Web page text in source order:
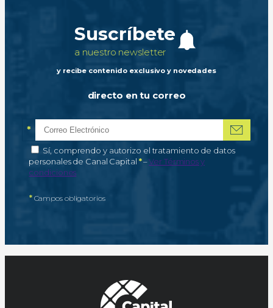
Suscríbete
a nuestro newsletter
y recibe contenido exclusivo y novedades
directo en tu correo
Correo electrónico
*Campo obligatorio
Autorización de tratamiento de datos personales
Sí, comprendo y autorizo el tratamiento de datos
personales de Canal Capital *–Campo obligatorio
Ver Términos y
condiciones
*Campos obligatorios